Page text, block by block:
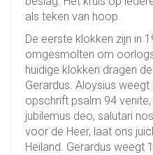
als teken van hoop.
De eerste klokken zijn in
omgesmolten om
huidige klokken dragen
Gerardus. Aloysius
opschrift psalm 94
jubilemus deo, salutari
voor de Heer, laat ons
Heiland. Gerardus weegt